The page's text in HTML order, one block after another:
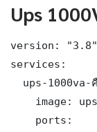
Ups
version: "3.8"
services:
ups-1000va-
image:
    ports: